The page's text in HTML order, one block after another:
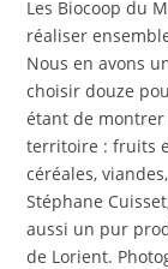
Les Biocoop du
réaliser
Nous en avons
choisir douze
étant de
territoire : fruits
céréales,
Stéphane
aussi un pur
de Lorient.